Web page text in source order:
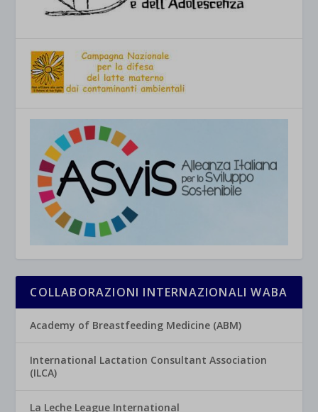
COLLABORAZIONI INTERNAZIONALI WABA
Academy of Breastfeeding Medicine (ABM)
International Lactation Consultant Association
(ILCA)
La Leche League International